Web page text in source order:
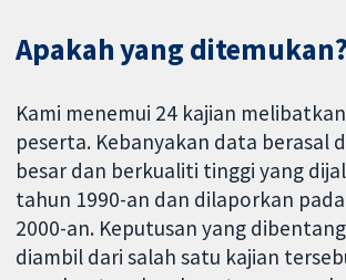
Apakah yang ditemukan?
Kami menemui 24 kajian
peserta. Kebanyakan data berasal
besar dan berkualiti tinggi yang
tahun 1990-an dan dilaporkan
2000-an. Keputusan yang
diambil dari salah satu kajian